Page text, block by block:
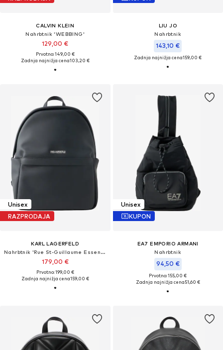
CALVIN KLEIN
Nahrbtnik 'WEBBING'
129,00 €
Prvotno: 149,00 €
Zadnja najnižja cena103,20 €
LIU JO
Nahrbtnik
143,10 €
Zadnja najnižja cena159,00 €
Unisex
RAZPRODAJA
KARL LAGERFELD
Nahrbtnik 'Rue St-Guillaume Essential'
179,00 €
Prvotno: 199,00 €
Zadnja najnižja cena159,00 €
Unisex
KUPON
EA7 EMPORIO ARMANI
Nahrbtnik
94,50 €
Prvotno: 155,00 €
Zadnja najnižja cena51,60 €